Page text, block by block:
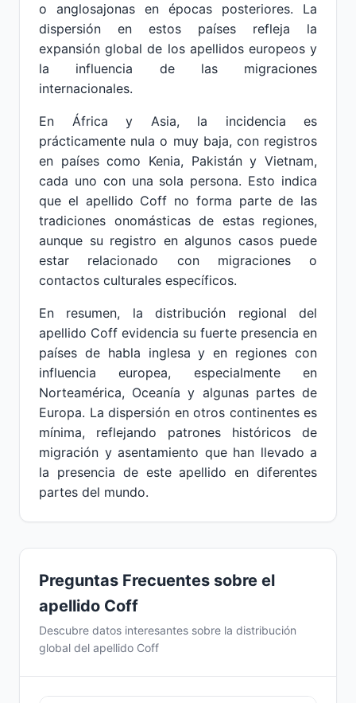
o anglosajonas en épocas posteriores. La
dispersión en estos países refleja la
expansión global de los apellidos europeos y
la influencia de las migraciones
internacionales.
En África y Asia, la incidencia es
prácticamente nula o muy baja, con registros
en países como Kenia, Pakistán y Vietnam,
cada uno con una sola persona. Esto indica
que el apellido Coff no forma parte de las
tradiciones onomásticas de estas regiones,
aunque su registro en algunos casos puede
estar relacionado con migraciones o
contactos culturales específicos.
En resumen, la distribución regional del
apellido Coff evidencia su fuerte presencia en
países de habla inglesa y en regiones con
influencia europea, especialmente en
Norteamérica, Oceanía y algunas partes de
Europa. La dispersión en otros continentes es
mínima, reflejando patrones históricos de
migración y asentamiento que han llevado a
la presencia de este apellido en diferentes
partes del mundo.
Preguntas Frecuentes sobre el
apellido Coff
Descubre datos interesantes sobre la distribución
global del apellido Coff